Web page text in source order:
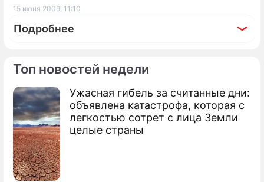
Топ новостей недели
Ужасная гибель за считанные дни:
объявлена катастрофа, которая с
легкостью сотрет с лица Земли
целые страны
15 июня 2009, 11:10
Подробнее
По теме
Мухаммед Али увидел триумф Запада
Андрею Кириленко удалили кость
Обама признался в любви к